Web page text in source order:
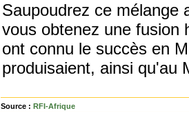
Saupoudrez ce mélange
vous obtenez une fusion
ont connu le succès en
produisaient, ainsi qu'au
Source : RFI-Afrique